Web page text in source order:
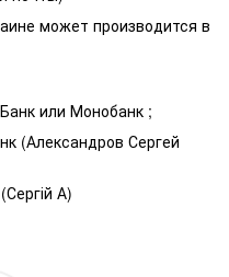
может производится в
или Монобанк ;
(Александров Сергей
А)